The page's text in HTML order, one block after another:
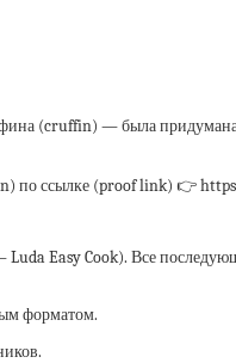
(cruffin) — была
по ссылке (proof link) 👉
Easy Cook). Все
форматом.